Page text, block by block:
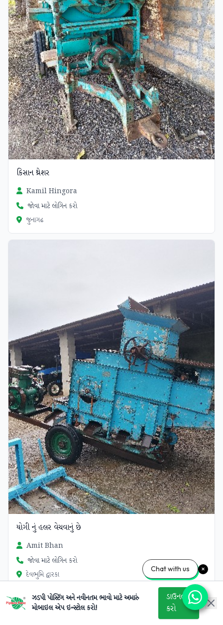
કિસાન થ્રેશર
Kamil Hingora
જોવા માટે લોગિન કરો
જુનાગઢ
યોગી‌ નું હલર વેચવાનું છે
Amit Bhan
જોવા માટે લોગિન કરો
દેવભુમિ દ્વારકા
ઝડપી પોસ્ટિંગ અને નવીનતમ ભાવો માટે અમારું
મોબાઇલ એપ ઇન્સ્ટોલ કરો!
ડાઉનલોડ
કરો
Chat with us